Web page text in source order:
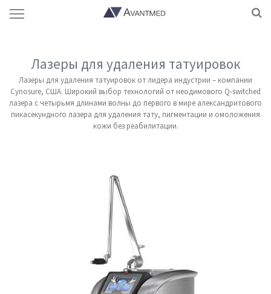
Лазеры для удаления татуировок
Лазеры для удаления татуировок от лидера индустрии – компании
Cynosure, США. Широкий выбор технологий от неодимового Q-switched
лазера с четырьмя длинами волны до первого в мире александритового
пикасекундного лазера для удаления тату, пигментации и омоложения
кожи без реабилитации.